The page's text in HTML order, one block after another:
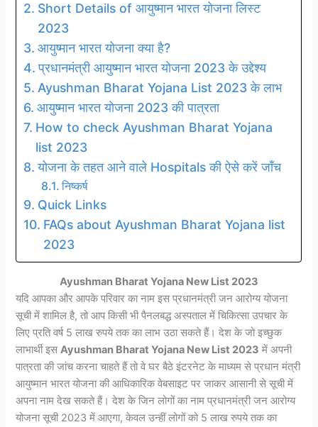
Short Details of आयुष्मान भारत योजना लिस्ट
2023
आयुष्मान भारत योजना क्या है?
प्रधानमंत्री आयुष्मान भारत योजना 2023 के उद्देश्य
Ayushman Bharat Yojana List 2023 के लाभ
आयुष्मान भारत योजना 2023 की पात्रता
How to check Ayushman Bharat Yojana
list 2023
योजना के तहत आने वाले Hospitals की ऐसे करें जाँच
निष्कर्ष
Quick Links
FAQs about Ayushman Bharat Yojana list
2023
Ayushman Bharat Yojana New List 2023
यदि आपका और आपके परिवार का नाम इस प्रधानमंत्री जन आरोग्य योजना
सूची में शामिल है, तो आप किसी भी पैनलबद्ध अस्पताल में चिकित्सा उपचार के
लिए प्रति वर्ष 5 लाख रुपये तक का लाभ उठा सकते हैं। देश के जो इच्छुक
लाभार्थी इसAyushman Bharat Yojana New List 2023 में अपनी
पात्रता की जांच करना चाहते हैं तो वे घर बैठे इंटरनेट के माध्यम से प्रधान मंत्री
आयुष्मान भारत योजना की आधिकारिक वेबसाइट पर जाकर आसानी से सूची में
अपना नाम देख सकते हैं। देश के जिन लोगों का नाम प्रधानमंत्री जन आरोग्य
योजना सूची 2023 में आएगा, केवल उन्हीं लोगों को 5 लाख रुपये तक का